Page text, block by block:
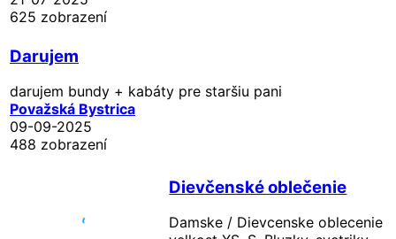
625 zobrazení
Darujem
darujem bundy + kabáty pre staršiu pani
Považská Bystrica
09-09-2025
488 zobrazení
Dievčenské oblečenie
Damske / Dievcenske oblecenie